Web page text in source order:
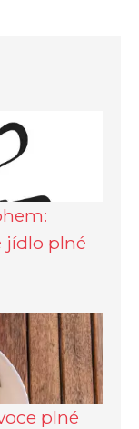
jídlo plné
plné